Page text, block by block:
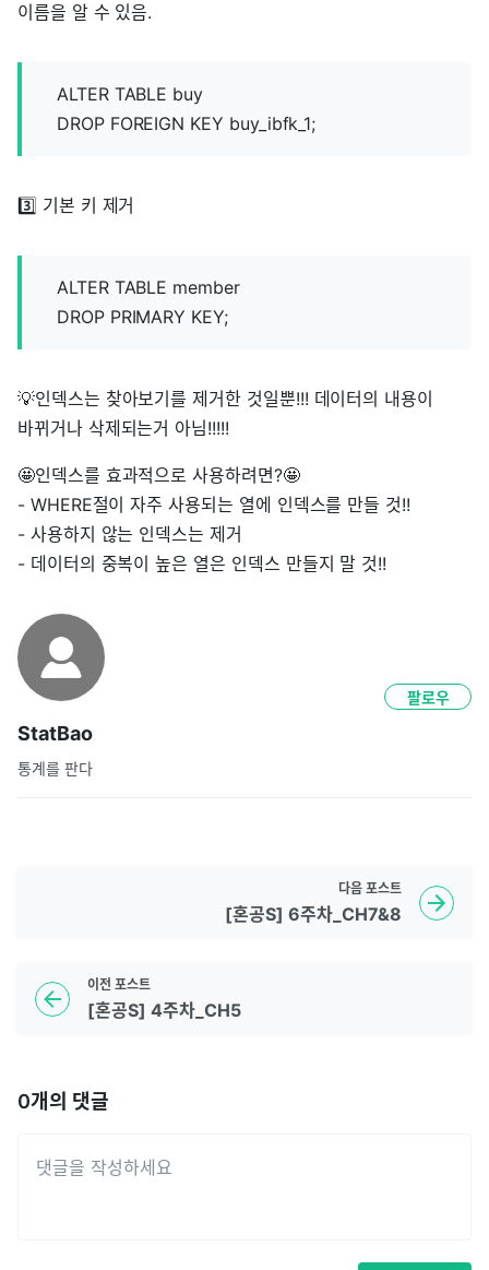
이름을 알 수 있음.
ALTER TABLE buy
DROP FOREIGN KEY buy_ibfk_1;
3️⃣ 기본 키 제거
ALTER TABLE member
DROP PRIMARY KEY;
💡인덱스는 찾아보기를 제거한 것일뿐!!! 데이터의 내용이
바뀌거나 삭제되는거 아님!!!!!
🤩인덱스를 효과적으로 사용하려면?🤩
- WHERE절이 자주 사용되는 열에 인덱스를 만들 것!!
- 사용하지 않는 인덱스는 제거
- 데이터의 중복이 높은 열은 인덱스 만들지 말 것!!
StatBao
통계를 판다
팔로우
이전 포스트
[혼공S] 4주차_CH5
다음 포스트
[혼공S] 6주차_CH7&8
0개의 댓글